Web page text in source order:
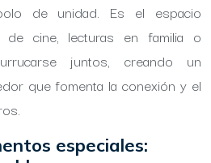
de unidad. Es el espacio
cine, lecturas en familia o
juntos, creando un
que fomenta la conexión y el
especiales: